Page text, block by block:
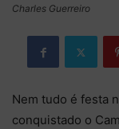
Charles Guerreiro
Nem tudo é festa
conquistado o